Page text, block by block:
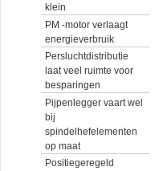
klein
PM -motor verlaagt
energieverbruik
Persluchtdistributie
laat veel ruimte voor
besparingen
Pijpenlegger vaart wel
bij
spindelhefelementen
op maat
Positiegeregeld